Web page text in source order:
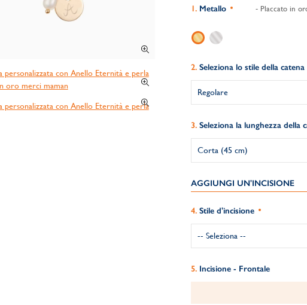
Metallo - Placcato in
Seleziona lo stile della catena
Seleziona la lunghezza della
AGGIUNGI UN'INCISIONE
Stile d'incisione
Incisione - Frontale